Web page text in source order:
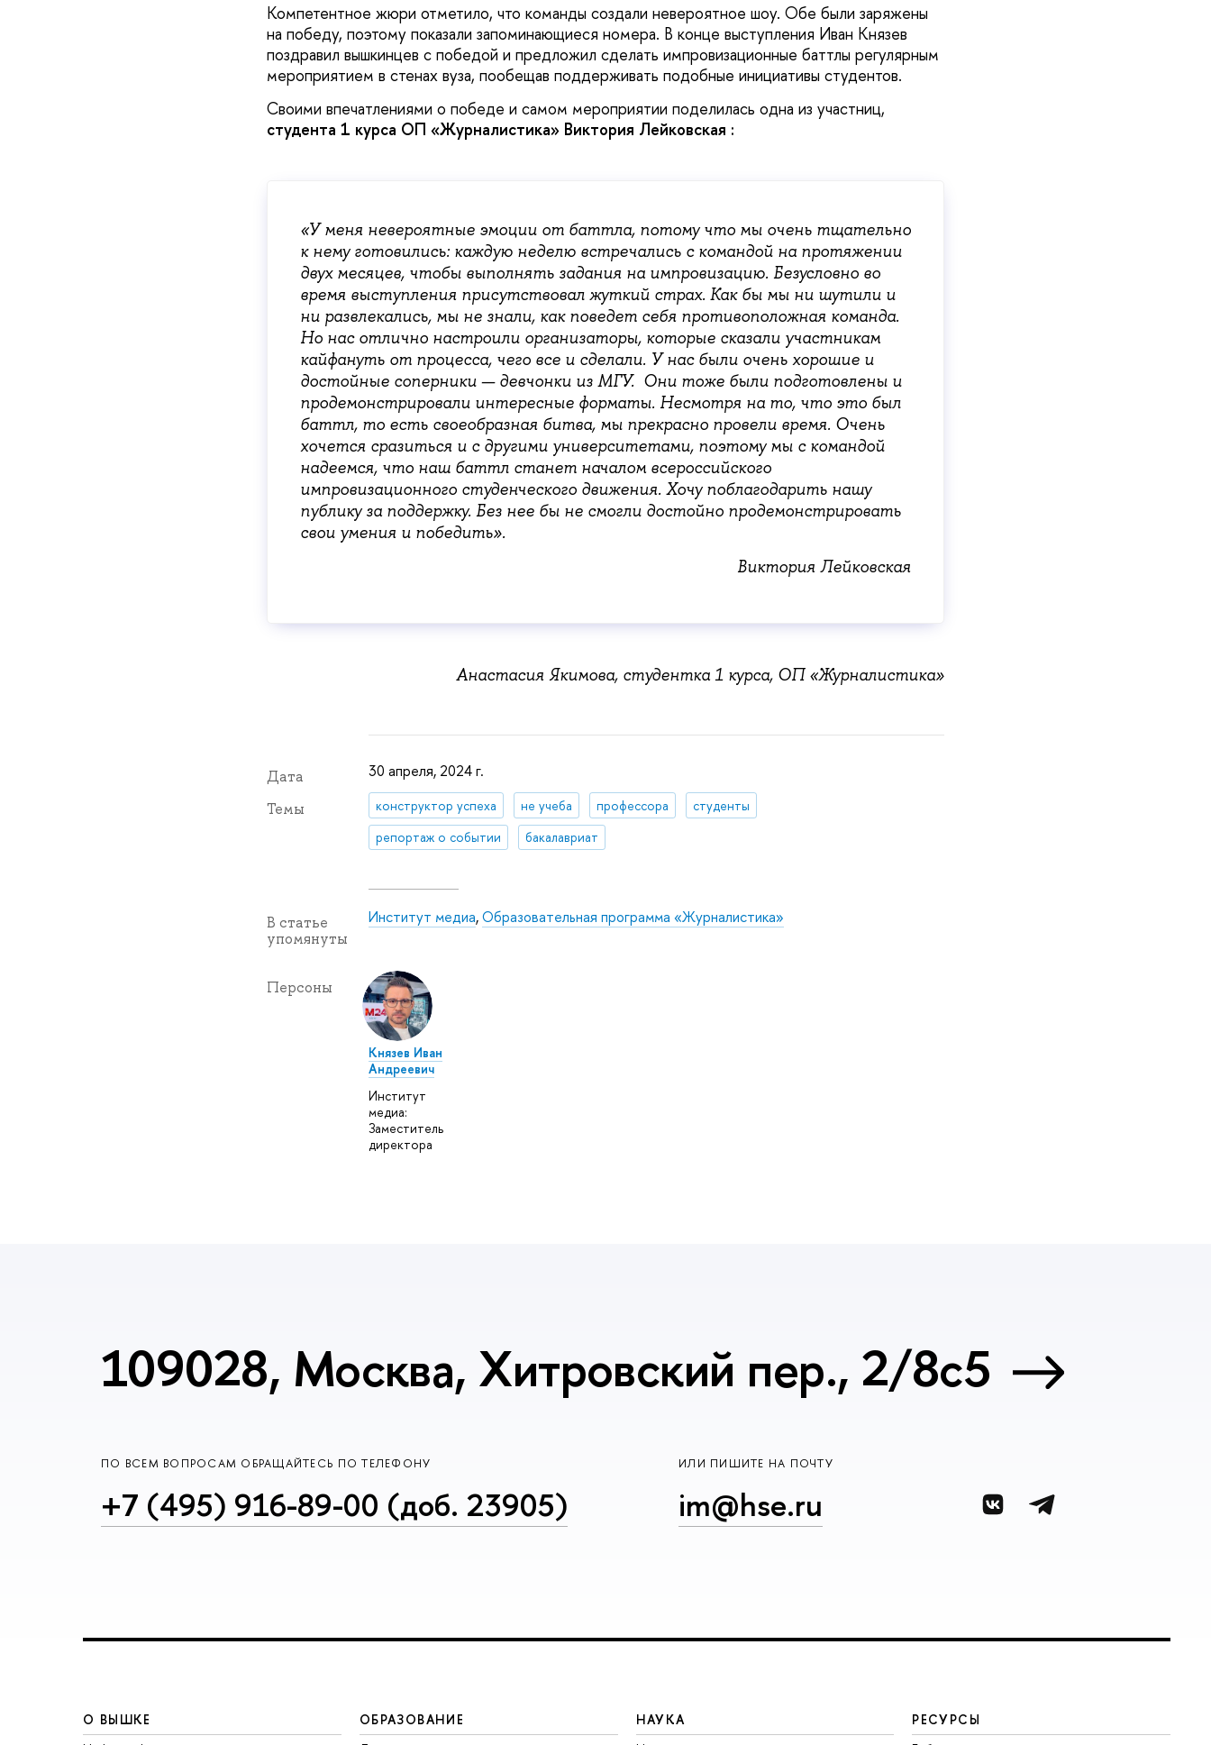
Компетентное жюри отметило, что команды создали невероятное шоу. Обе были заряжены
на победу, поэтому показали запоминающиеся номера. В конце выступления Иван Князев
поздравил вышкинцев с победой и предложил сделать импровизационные баттлы регулярным
мероприятием в стенах вуза, пообещав поддерживать подобные инициативы студентов.
Своими впечатлениями о победе и самом мероприятии поделилась одна из участниц,
студента 1 курса ОП «Журналистика» Виктория Лейковская :
«У меня невероятные эмоции от баттла, потому что мы очень тщательно
к нему готовились: каждую неделю встречались с командой на протяжении
двух месяцев, чтобы выполнять задания на импровизацию. Безусловно во
время выступления присутствовал жуткий страх. Как бы мы ни шутили и
ни развлекались, мы не знали, как поведет себя противоположная команда.
Но нас отлично настроили организаторы, которые сказали участникам
кайфануть от процесса, чего все и сделали. У нас были очень хорошие и
достойные соперники — девчонки из МГУ. Они тоже были подготовлены и
продемонстрировали интересные форматы. Несмотря на то, что это был
баттл, то есть своеобразная битва, мы прекрасно провели время. Очень
хочется сразиться и с другими университетами, поэтому мы с командой
надеемся, что наш баттл станет началом всероссийского
импровизационного студенческого движения. Хочу поблагодарить нашу
публику за поддержку. Без нее бы не смогли достойно продемонстрировать
свои умения и победить».
Виктория Лейковская
Анастасия Якимова, студентка 1 курса, ОП «Журналистика»
Дата 30 апреля, 2024 г.
Темы конструктор успеха не учеба профессора
студенты
репортаж о событии
бакалавриат
В статье
упомянуты
Институт медиа,Образовательная программа «Журналистика»
Персоны
Князев Иван
Андреевич
Институт
медиа:
Заместитель
директора
109028, Москва, Хитровский пер., 2/8с5
ПО ВСЕМ ВОПРОСАМ ОБРАЩАЙТЕСЬ ПО ТЕЛЕФОНУ
+7 (495) 916-89-00 (доб. 23905)
ИЛИ ПИШИТЕ НА ПОЧТУ
im@hse.ru
О ВЫШКЕ
ОБРАЗОВАНИЕ
НАУКА
РЕСУРСЫ